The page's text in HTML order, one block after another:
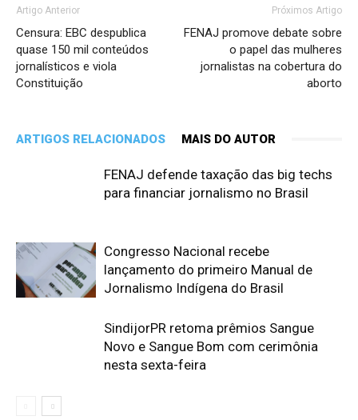
Artigo Anterior
Censura: EBC despublica
quase 150 mil conteúdos
jornalísticos e viola
Constituição
Próximos Artigo
FENAJ promove debate sobre
o papel das mulheres
jornalistas na cobertura do
aborto
ARTIGOS RELACIONADOS MAIS DO AUTOR
FENAJ defende taxação das big techs
para financiar jornalismo no Brasil
Congresso Nacional recebe
lançamento do primeiro Manual de
Jornalismo Indígena do Brasil
SindijorPR retoma prêmios Sangue
Novo e Sangue Bom com cerimônia
nesta sexta-feira